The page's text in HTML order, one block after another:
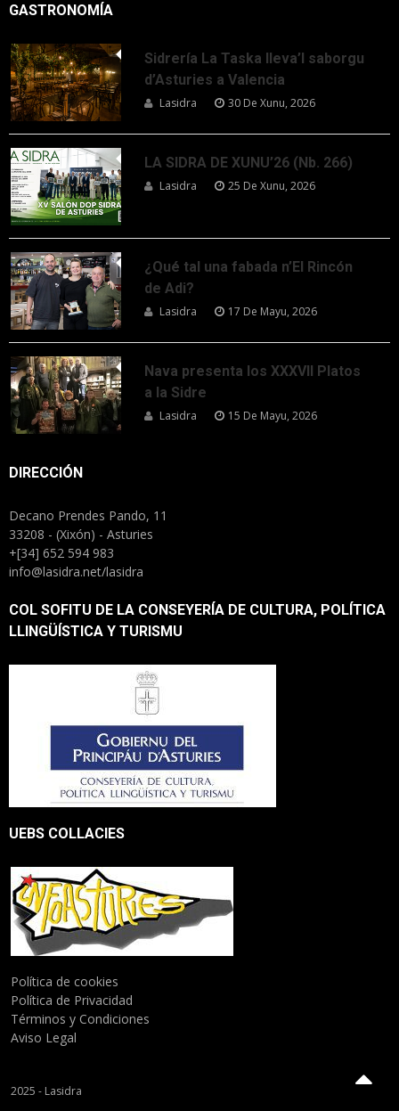
GASTRONOMÍA
Sidrería La Taska lleva’l saborgu
d’Asturies a Valencia
Lasidra 30 De Xunu, 2026
LA SIDRA DE XUNU’26 (Nb. 266)
Lasidra 25 De Xunu, 2026
¿Qué tal una fabada n’El Rincón
de Adi?
Lasidra 17 De Mayu, 2026
Nava presenta los XXXVII Platos
a la Sidre
Lasidra 15 De Mayu, 2026
DIRECCIÓN
Decano Prendes Pando, 11
33208 - (Xixón) - Asturies
+[34] 652 594 983
info@lasidra.net/lasidra
COL SOFITU DE LA CONSEYERÍA DE CULTURA, POLÍTICA
LLINGÜÍSTICA Y TURISMU
UEBS COLLACIES
Política de cookies
Política de Privacidad
Términos y Condiciones
Aviso Legal
2025 - Lasidra